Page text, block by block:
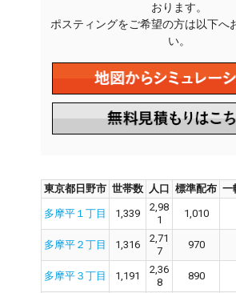
おります。
ポスティングをご希望の方は以下へ
い。
東京都日野市 世帯数 人口 標準配布 一
多摩平１丁目 1,339
2,98
1
1,010
多摩平２丁目 1,316
2,71
7
970
多摩平３丁目 1,191
2,36
8
890